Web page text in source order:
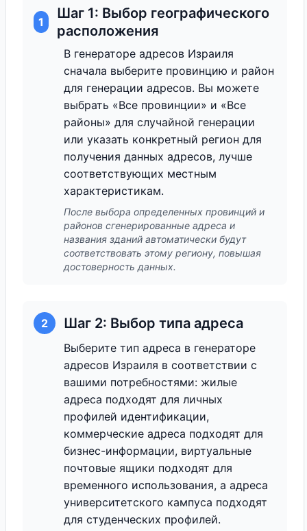
1
Шаг 1: Выбор географического
расположения
В генераторе адресов Израиля
сначала выберите провинцию и район
для генерации адресов. Вы можете
выбрать «Все провинции» и «Все
районы» для случайной генерации
или указать конкретный регион для
получения данных адресов, лучше
соответствующих местным
характеристикам.
После выбора определенных провинций и
районов сгенерированные адреса и
названия зданий автоматически будут
соответствовать этому региону, повышая
достоверность данных.
2 Шаг 2: Выбор типа адреса
Выберите тип адреса в генераторе
адресов Израиля в соответствии с
вашими потребностями: жилые
адреса подходят для личных
профилей идентификации,
коммерческие адреса подходят для
бизнес-информации, виртуальные
почтовые ящики подходят для
временного использования, а адреса
университетского кампуса подходят
для студенческих профилей.